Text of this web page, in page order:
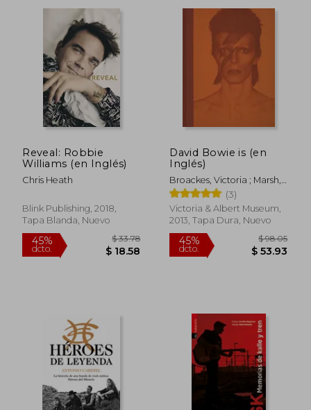
45%
dcto. $ 26.88
45%
dcto.
Reveal: Robbie
Williams (en Inglés)
Chris Heath
Blink Publishing, 2018,
Tapa Blanda, Nuevo
David Bowie is (en
Inglés)
Broackes, Victoria ; Marsh,
Geoffrey
(3)
Victoria & Albert Museum,
2013, Tapa Dura, Nuevo